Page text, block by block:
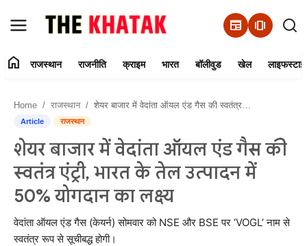
newspaper amp_stories
Contact Us
राजस्थान
राजनीति
क्राइम
home राजस्थान राजनीति क्राइम भारत बॉलीवुड खेल
Home राजस्थान शेयर बाजार में वेदांता ऑयल एंड गैस की स्वतंत्र एंट्री, भारत के तेल उत्पादन में 50% योगदान का लक्ष्य
Article राजस्थान
शेयर बाजार में वेदांता ऑयल एंड गैस की
स्वतंत्र एंट्री, भारत के तेल उत्पादन में
50% योगदान का लक्ष्य
वेदांता ऑयल एंड गैस (केयर्न) सोमवार को NSE और BSE पर ‘VOGL’ नाम से
स्वतंत्र रूप से सूचीबद्ध होगी।